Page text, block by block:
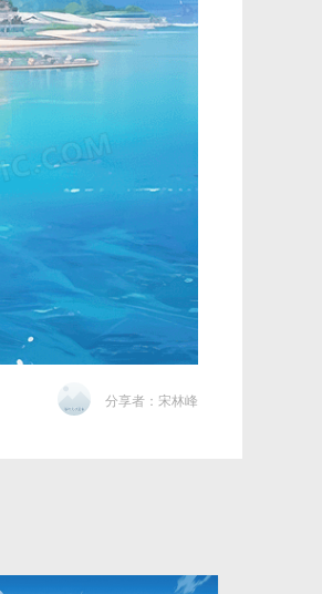
分享者：宋林峰